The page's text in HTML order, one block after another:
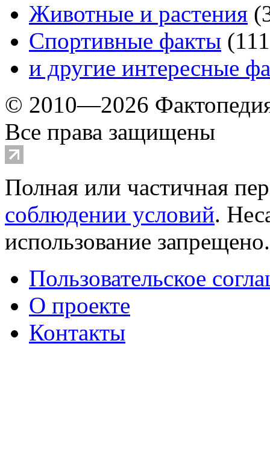
Животные и растения (
Спортивные факты (111
и другие интересные
© 2010—2026
Все права защищены
Полная или частичная
соблюдении условий.
использование
Пользовательское
О проекте
Контакты